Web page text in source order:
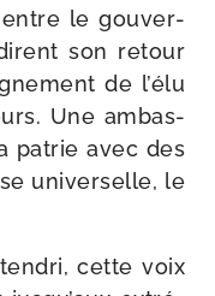
entre le gou­ver­
son retour
de l’élu
Une ambas­
patrie avec des
uni­ver­selle, le
cette voix